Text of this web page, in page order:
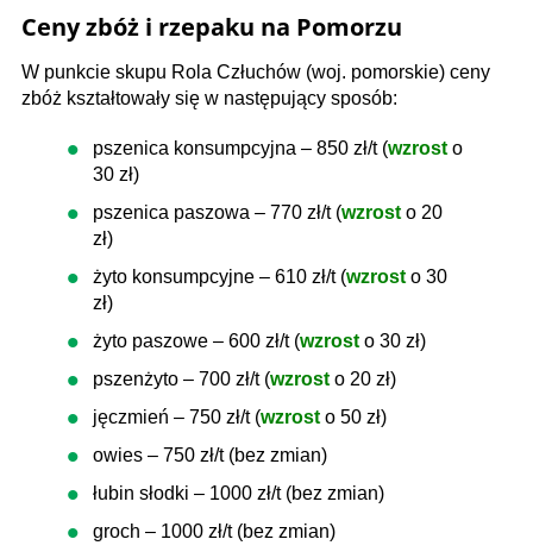
Ceny zbóż i rzepaku na Pomorzu
W punkcie skupu Rola Człuchów (woj. pomorskie) ceny
zbóż kształtowały się w następujący sposób:
pszenica konsumpcyjna – 850 zł/t (wzrost o
30 zł)
pszenica paszowa – 770 zł/t (wzrost o 20
zł)
żyto konsumpcyjne – 610 zł/t (wzrost o 30
zł)
żyto paszowe – 600 zł/t (wzrost o 30 zł)
pszenżyto – 700 zł/t (wzrost o 20 zł)
jęczmień – 750 zł/t (wzrost o 50 zł)
owies – 750 zł/t (bez zmian)
łubin słodki – 1000 zł/t (bez zmian)
groch – 1000 zł/t (bez zmian)